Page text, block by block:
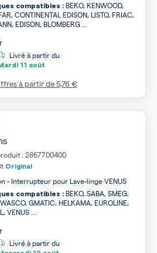
compatibles : BEKO, KENWOOD,
CONTINENTAL EDISON, LISTO, FRIAC,
EDISON, BLOMBERG ...
Livré à partir du
11 août
à partir de5,76 €
: 2867700400
Original
- Interrupteur pour Lave-linge VENUS
compatibles : BEKO, SABA, SMEG,
GMATIC, HELKAMA, EUROLINE,
VENUS ...
Livré à partir du